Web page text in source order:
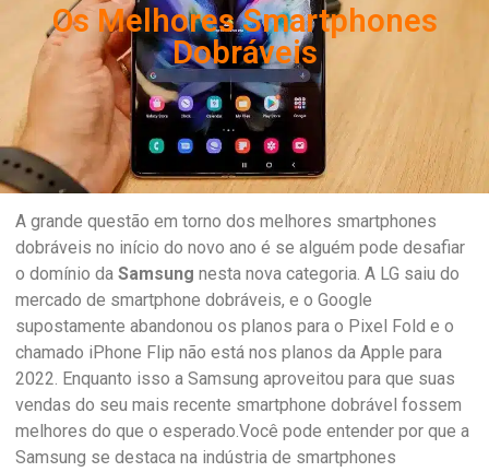
Os Melhores Smartphones
Dobráveis
A grande questão em torno dos melhores smartphones
dobráveis ​​no início do novo ano é se alguém pode desafiar
o domínio da Samsung nesta nova categoria. A LG saiu do
mercado de smartphone dobráveis, e o Google
supostamente abandonou os planos para o Pixel Fold e o
chamado iPhone Flip não está nos planos da Apple para
2022. Enquanto isso a Samsung aproveitou para que suas
vendas do seu mais recente smartphone dobrável fossem
melhores do que o esperado.Você pode entender por que a
Samsung se destaca na indústria de smartphones